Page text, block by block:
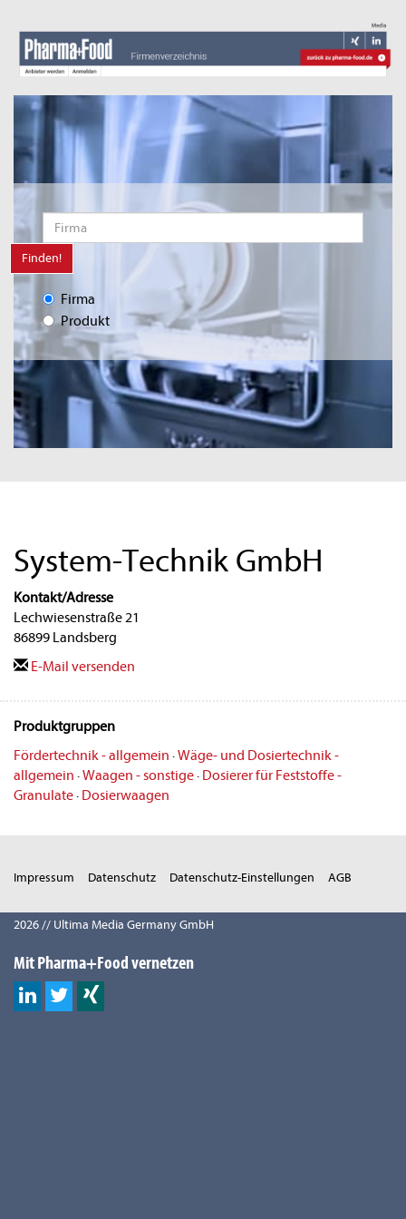
Finden!
Firma
Produkt
System-Technik GmbH
Kontakt/Adresse
Lechwiesenstraße 21
86899 Landsberg
E-Mail versenden
Produktgruppen
Fördertechnik - allgemein ·Wäge- und Dosiertechnik -
allgemein ·Waagen - sonstige· Dosierer für Feststoffe -
Granulate· Dosierwaagen
Impressum Datenschutz Datenschutz-Einstellungen AGB
2026 // Ultima Media Germany GmbH
Mit Pharma+Food vernetzen